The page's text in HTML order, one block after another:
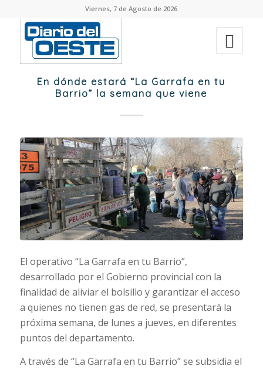
Viernes, 7 de Agosto de 2026
En dónde estará “La Garrafa en tu
Barrio” la semana que viene
El operativo “La Garrafa en tu Barrio”,
desarrollado por el Gobierno provincial con la
finalidad de aliviar el bolsillo y garantizar el acceso
a quienes no tienen gas de red, se presentará la
próxima semana, de lunes a jueves, en diferentes
puntos del departamento.
A través de “La Garrafa en tu Barrio” se subsidia el